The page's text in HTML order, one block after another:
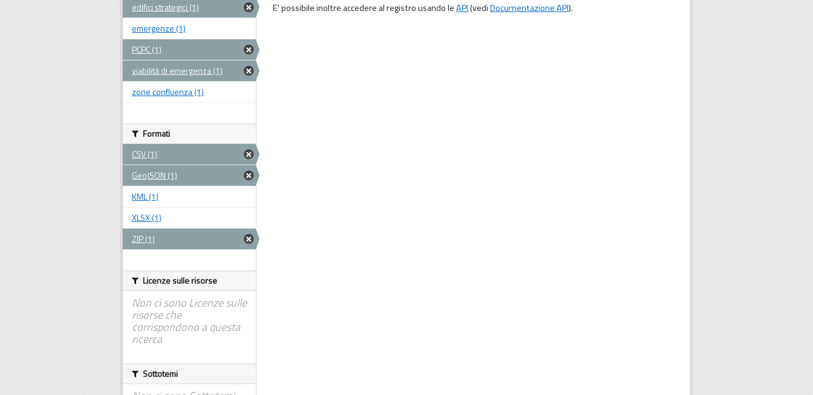
E' possibile inoltre accedere al registro usando leAPI(vediDocumentazione API).
edifici strategici (1)
emergenze (1)
PCPC (1)
viabilità di emergenza (1)
zone confluenza (1)
Formati
CSV (1)
GeoJSON (1)
KML (1)
XLSX (1)
ZIP (1)
Licenze sulle risorse
Non ci sono Licenze sulle
risorse che
corrispondono a questa
ricerca
Sottotemi